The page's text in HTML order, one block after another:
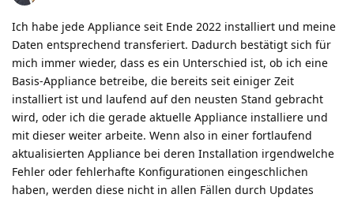
Ich habe jede Appliance seit Ende 2022 installiert und meine
Daten entsprechend transferiert. Dadurch bestätigt sich für
mich immer wieder, dass es ein Unterschied ist, ob ich eine
Basis-Appliance betreibe, die bereits seit einiger Zeit
installiert ist und laufend auf den neusten Stand gebracht
wird, oder ich die gerade aktuelle Appliance installiere und
mit dieser weiter arbeite. Wenn also in einer fortlaufend
aktualisierten Appliance bei deren Installation irgendwelche
Fehler oder fehlerhafte Konfigurationen eingeschlichen
haben, werden diese nicht in allen Fällen durch Updates